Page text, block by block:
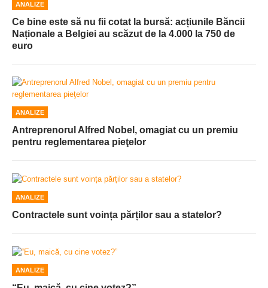
ANALIZE
Ce bine este să nu fii cotat la bursă: acțiunile Băncii
Naționale a Belgiei au scăzut de la 4.000 la 750 de
euro
ANALIZE
Antreprenorul Alfred Nobel, omagiat cu un premiu
pentru reglementarea pieţelor
ANALIZE
Contractele sunt voința părților sau a statelor?
ANALIZE